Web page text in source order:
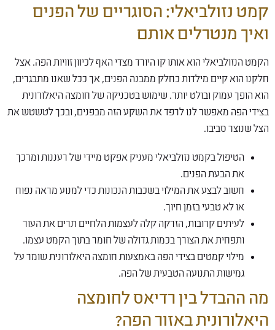
קמט נזולביאלי: הסוגריים של הפנים
ואיך מנטרלים אותם
הקמט הנזולביאלי הוא אותו קו היורד מצדי האף לכיוון זוויות הפה. אצל
חלקנו הוא קיים מילדות כחלק ממבנה הפנים, אך ככל שאנו מתבגרים,
הוא הופך עמוק ובולט יותר. שימוש בטכניקה של חומצה היאלורונית
בצידי הפה מאפשר לנו לרפד את השקע הזה מבפנים, ובכך לטשטש את
הצל שנוצר סביבו.
הטיפול בקמט נזולביאלי מעניק אפקט מיידי של רעננות ומרכך
את הבעת הפנים.
חשוב לבצע את המילוי בשכבות הנכונות כדי למנוע מראה נפוח
או לא טבעי בזמן חיוך.
לעיתים קרובות, הזרקה קלה לעצמות הלחיים תרים את העור
ותפחית את הצורך בכמות גדולה של חומר בתוך הקמט עצמו.
מילוי קמטים בצידי הפה באמצעות חומצה היאלורונית שומר על
גמישות התנועה הטבעית של הפה.
מה ההבדל בין רדיאס לחומצה
היאלורונית באזור הפה?